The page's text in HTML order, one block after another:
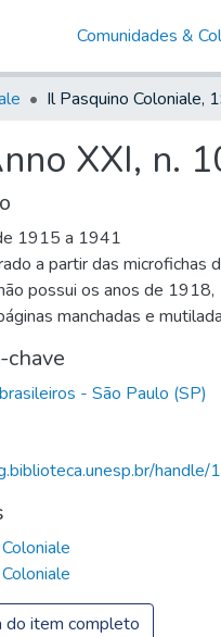
Comunidades &
XXI, n.
1915 a 1941
a partir das microfichas
possui os anos de
manchadas e
chave
- São Paulo (SP)
handle/
do item completo